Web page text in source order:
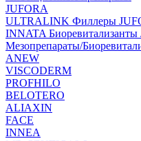
JUFORA
ULTRALINK Филлеры
INNATA Биоревитализанты
Мезопрепараты/
ANEW
VISCODERM
PROFHILO
BELOTERO
ALIAXIN
FACE
INNEA